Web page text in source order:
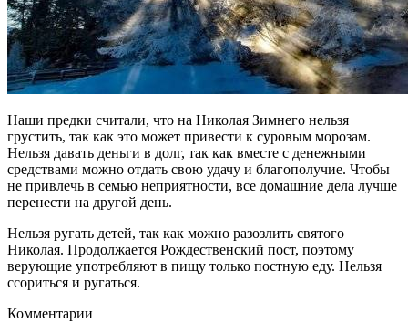
Наши предки считали, что на Николая Зимнего нельзя
грустить, так как это может привести к суровым морозам.
Нельзя давать деньги в долг, так как вместе с денежными
средствами можно отдать свою удачу и благополучие. Чтобы
не привлечь в семью неприятности, все домашние дела лучше
перенести на другой день.
Нельзя ругать детей, так как можно разозлить святого
Николая. Продолжается Рождественский пост, поэтому
верующие употребляют в пищу только постную еду. Нельзя
ссориться и ругаться.
Комментарии